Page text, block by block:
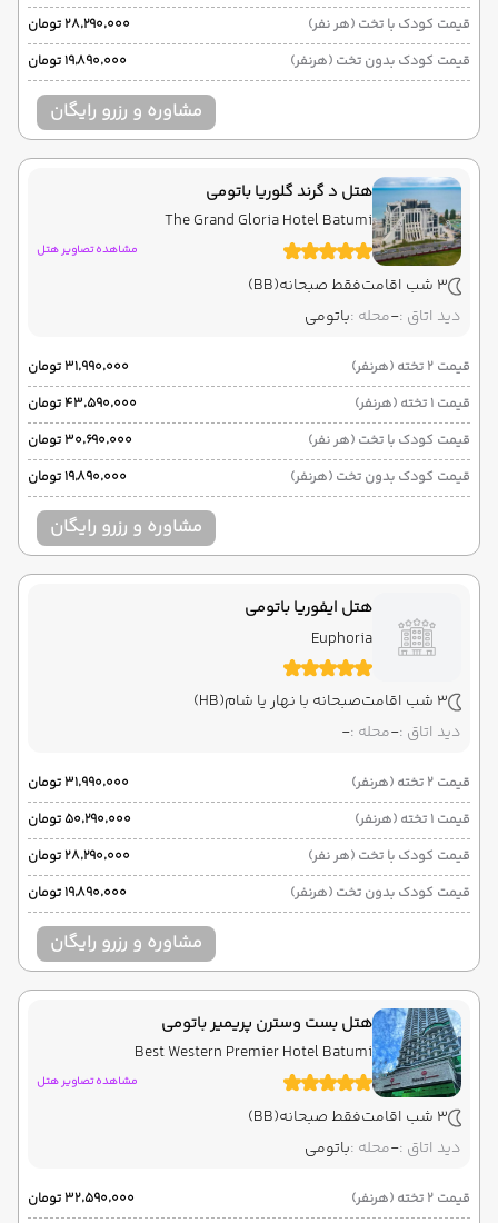
قیمت کودک با تخت (هر نفر)
۲۸٬۲۹۰٬۰۰۰ تومان
قیمت کودک بدون تخت (هرنفر)
۱۹٬۸۹۰٬۰۰۰ تومان
مشاوره و رزرو رایگان
هتل د گرند گلوریا باتومی
The Grand Gloria Hotel Batumi
مشاهده تصاویر هتل
3 شب اقامت فقط صبحانه(BB)
دید اتاق :-محله :باتومی
قیمت 2 تخته (هرنفر)
۳۱٬۹۹۰٬۰۰۰ تومان
قیمت 1 تخته (هرنفر)
۴۳٬۵۹۰٬۰۰۰ تومان
قیمت کودک با تخت (هر نفر)
۳۰٬۶۹۰٬۰۰۰ تومان
قیمت کودک بدون تخت (هرنفر)
۱۹٬۸۹۰٬۰۰۰ تومان
مشاوره و رزرو رایگان
هتل ایفوریا باتومی
Euphoria
3 شب اقامت صبحانه با نهار یا شام(HB)
دید اتاق :-محله :-
قیمت 2 تخته (هرنفر)
۳۱٬۹۹۰٬۰۰۰ تومان
قیمت 1 تخته (هرنفر)
۵۰٬۲۹۰٬۰۰۰ تومان
قیمت کودک با تخت (هر نفر)
۲۸٬۲۹۰٬۰۰۰ تومان
قیمت کودک بدون تخت (هرنفر)
۱۹٬۸۹۰٬۰۰۰ تومان
مشاوره و رزرو رایگان
هتل بست وسترن پریمیر باتومی
Best Western Premier Hotel Batumi
مشاهده تصاویر هتل
3 شب اقامت فقط صبحانه(BB)
دید اتاق :-محله :باتومی
قیمت 2 تخته (هرنفر) ۳۲٬۵۹۰٬۰۰۰ تومان